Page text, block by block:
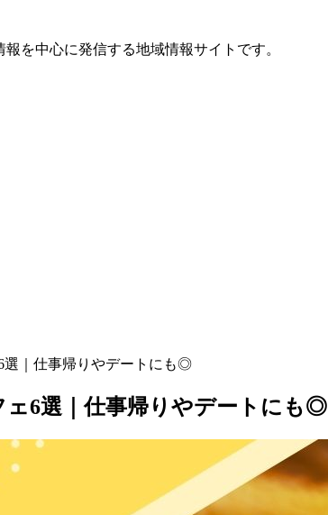
を中心に発信する地域情報サイトです。
選｜仕事帰りやデートにも◎
6選｜仕事帰りやデートにも◎